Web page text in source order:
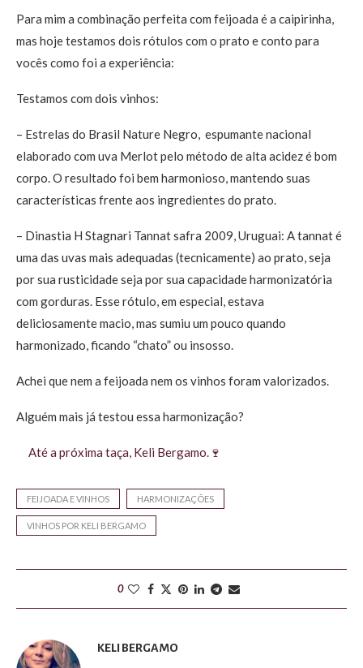
Para mim a combinação perfeita com feijoada é a caipirinha,
mas hoje testamos dois rótulos com o prato e conto para
vocês como foi a experiência:
Testamos com dois vinhos:
– Estrelas do Brasil Nature Negro, espumante nacional
elaborado com uva Merlot pelo método de alta acidez é bom
corpo. O resultado foi bem harmonioso, mantendo suas
características frente aos ingredientes do prato.
– Dinastia H Stagnari Tannat safra 2009, Uruguai: A tannat é
uma das uvas mais adequadas (tecnicamente) ao prato, seja
por sua rusticidade seja por sua capacidade harmonizatória
com gorduras. Esse rótulo, em especial, estava
deliciosamente macio, mas sumiu um pouco quando
harmonizado, ficando “chato” ou insosso.
Achei que nem a feijoada nem os vinhos foram valorizados.
Alguém mais já testou essa harmonização?
Até a próxima taça, Keli Bergamo.🍷
FEIJOADA E VINHOS HARMONIZAÇÕES
VINHOS POR KELI BERGAMO
0
KELI BERGAMO